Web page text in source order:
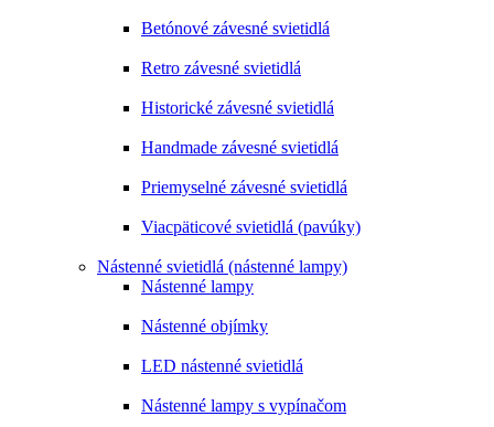
Betónové závesné svietidlá
Retro závesné svietidlá
Historické závesné svietidlá
Handmade závesné svietidlá
Priemyselné závesné svietidlá
Viacpäticové svietidlá (pavúky)
Nástenné svietidlá (nástenné lampy)
Nástenné lampy
Nástenné objímky
LED nástenné svietidlá
Nástenné lampy s vypínačom